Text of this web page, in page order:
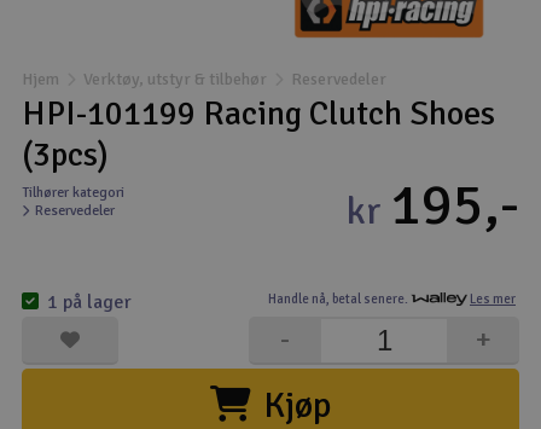
Droner
Droner for FPV
Fly
Helikopter
Kamerautstyr
Modellbygging, LEGO & byggesett
Hjem Verktøy, utstyr & tilbehør Reservedeler
HPI-101199 Racing Clutch Shoes
(3pcs)
Tilhører kategori
Reservedeler
Handle nå, betal senere. Les mer
kr 195,-
Kjøp
+
-
1 på lager